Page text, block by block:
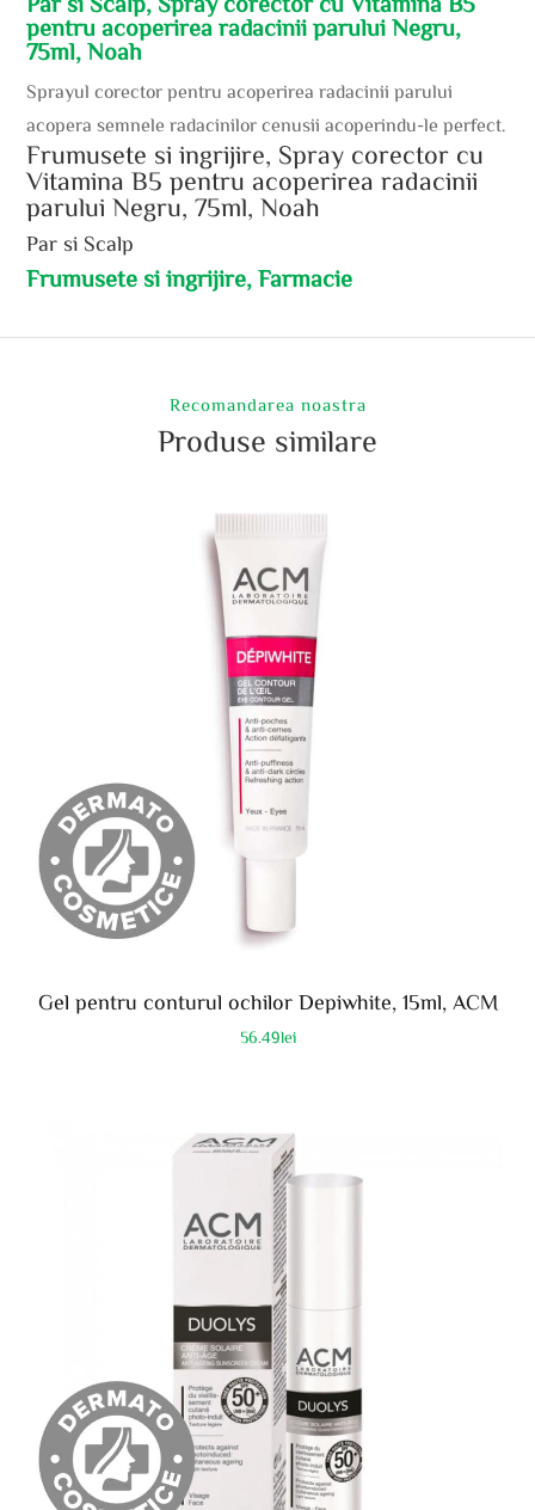
pentru acoperirea radacinii parului Negru,
75ml, Noah
Sprayul corector pentru acoperirea radacinii parului
acopera semnele radacinilor cenusii acoperindu-le perfect.
Frumusete si ingrijire, Spray corector cu
Vitamina B5 pentru acoperirea radacinii
parului Negru, 75ml, Noah
Par si Scalp
Frumusete si ingrijire, Farmacie
Recomandarea noastra
Produse similare
Gel pentru conturul ochilor Depiwhite, 15ml, ACM
56.49lei